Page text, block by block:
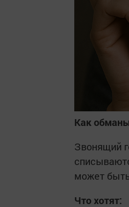
Как
Звонящий
может
Что хотят: